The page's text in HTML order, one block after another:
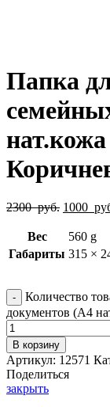
Папка
2300руб. 1000
Вес
560 g
Габариты 315 ×
Количество
документов (А4
В корзину
Артикул: 12571
Поделиться
закрыть